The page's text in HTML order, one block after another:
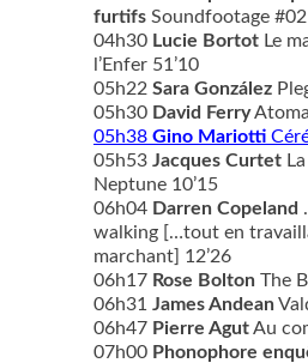
furtifs Soundfootage #02
04h30 Lucie Bortot Le
l’Enfer 51’10
05h22 Sara González
05h30 David Ferry
05h38 Gino Mariotti
05h53 Jacques Curtet
Neptune 10’15
06h04 Darren Copeland
walking […tout en
marchant] 12’26
06h17 Rose Bolton The
06h31 James Andean
06h47 Pierre AgutAu
07h00 Phonophore